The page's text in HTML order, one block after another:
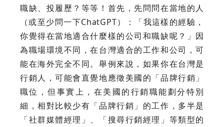
職缺、投履歷？等等！首先，先問問在當地的人
（或至少問一下ChatGPT）：「我這樣的經驗，
你覺得在當地適合什麼樣的公司和職缺呢？」因
為職場環境不同，在台灣適合的工作和公司，可
能在海外完全不同。舉例來說，如果你在台灣是
行銷人，可能會直覺地應徵美國的「品牌行銷」
職位，但事實上，在美國的行銷職能劃分特別
細，相對比較少有「品牌行銷」的工作，多半是
「社群媒體經理」、「搜尋行銷經理」等類型的